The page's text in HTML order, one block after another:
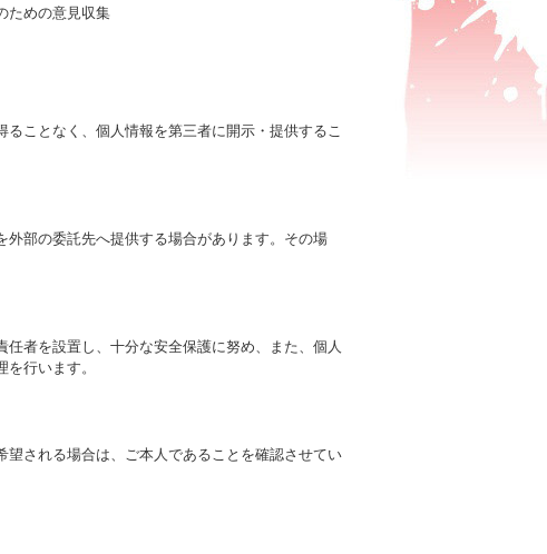
ための意見収集
ことなく、個人情報を第三者に開示・提供するこ
部の委託先へ提供する場合があります。その場
者を設置し、十分な安全保護に努め、また、個人
行います。
される場合は、ご本人であることを確認させてい